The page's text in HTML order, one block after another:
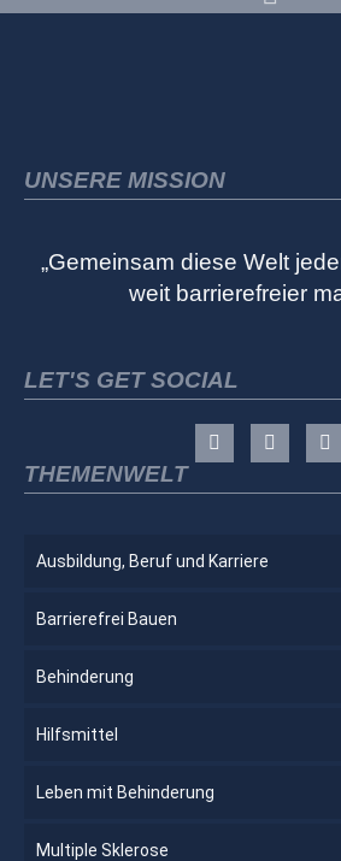
UNSERE MISSION
„Gemeinsam diese Welt
weit barrierefreier
LET'S GET SOCIAL
THEMENWELT
Ausbildung, Beruf und Karriere
Barrierefrei Bauen
Behinderung
Hilfsmittel
Leben mit Behinderung
Multiple Sklerose